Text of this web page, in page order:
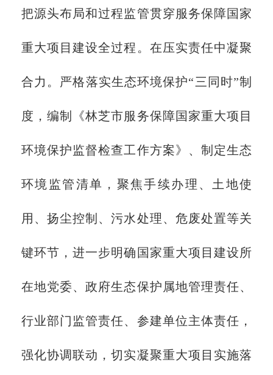
把源头布局和过程监管贯穿服务保障国家
重大项目建设全过程。在压实责任中凝聚
合力。严格落实生态环境保护“三同时”制
度，编制《林芝市服务保障国家重大项目
环境保护监督检查工作方案》、制定生态
环境监管清单，聚焦手续办理、土地使
用、扬尘控制、污水处理、危废处置等关
键环节，进一步明确国家重大项目建设所
在地党委、政府生态保护属地管理责任、
行业部门监管责任、参建单位主体责任，
强化协调联动，切实凝聚重大项目实施落